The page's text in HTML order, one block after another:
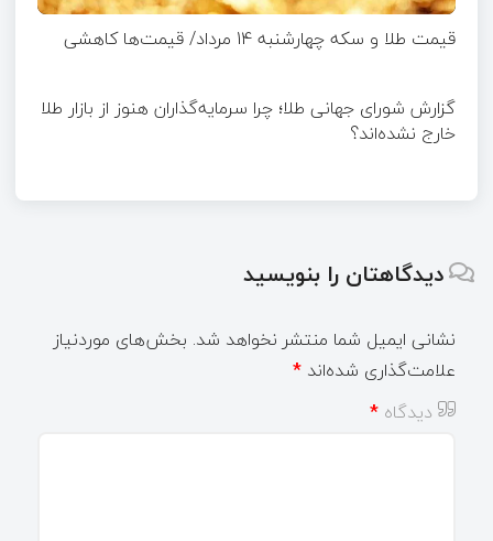
قیمت طلا و سکه چهارشنبه 14 مرداد/ قیمت‌ها کاهشی
گزارش شورای جهانی طلا؛ چرا سرمایه‌گذاران هنوز از بازار طلا
خارج نشده‌اند؟
دیدگاهتان را بنویسید
نشانی ایمیل شما منتشر نخواهد شد. بخش‌های موردنیاز
علامت‌گذاری شده‌اند *
دیدگاه *